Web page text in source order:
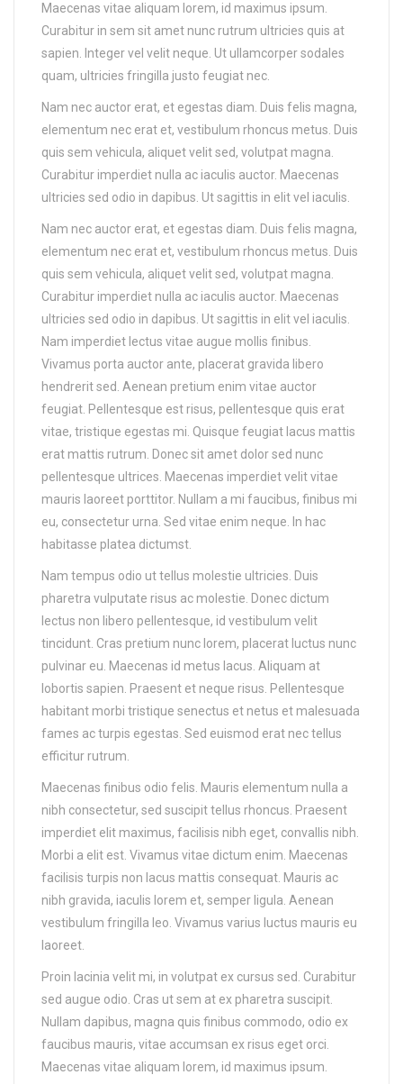
Maecenas vitae aliquam lorem, id maximus ipsum.
Curabitur in sem sit amet nunc rutrum ultricies quis at
sapien. Integer vel velit neque. Ut ullamcorper sodales
quam, ultricies fringilla justo feugiat nec.
Nam nec auctor erat, et egestas diam. Duis felis magna,
elementum nec erat et, vestibulum rhoncus metus. Duis
quis sem vehicula, aliquet velit sed, volutpat magna.
Curabitur imperdiet nulla ac iaculis auctor. Maecenas
ultricies sed odio in dapibus. Ut sagittis in elit vel iaculis.
Nam nec auctor erat, et egestas diam. Duis felis magna,
elementum nec erat et, vestibulum rhoncus metus. Duis
quis sem vehicula, aliquet velit sed, volutpat magna.
Curabitur imperdiet nulla ac iaculis auctor. Maecenas
ultricies sed odio in dapibus. Ut sagittis in elit vel iaculis.
Nam imperdiet lectus vitae augue mollis finibus.
Vivamus porta auctor ante, placerat gravida libero
hendrerit sed. Aenean pretium enim vitae auctor
feugiat. Pellentesque est risus, pellentesque quis erat
vitae, tristique egestas mi. Quisque feugiat lacus mattis
erat mattis rutrum. Donec sit amet dolor sed nunc
pellentesque ultrices. Maecenas imperdiet velit vitae
mauris laoreet porttitor. Nullam a mi faucibus, finibus mi
eu, consectetur urna. Sed vitae enim neque. In hac
habitasse platea dictumst.
Nam tempus odio ut tellus molestie ultricies. Duis
pharetra vulputate risus ac molestie. Donec dictum
lectus non libero pellentesque, id vestibulum velit
tincidunt. Cras pretium nunc lorem, placerat luctus nunc
pulvinar eu. Maecenas id metus lacus. Aliquam at
lobortis sapien. Praesent et neque risus. Pellentesque
habitant morbi tristique senectus et netus et malesuada
fames ac turpis egestas. Sed euismod erat nec tellus
efficitur rutrum.
Maecenas finibus odio felis. Mauris elementum nulla a
nibh consectetur, sed suscipit tellus rhoncus. Praesent
imperdiet elit maximus, facilisis nibh eget, convallis nibh.
Morbi a elit est. Vivamus vitae dictum enim. Maecenas
facilisis turpis non lacus mattis consequat. Mauris ac
nibh gravida, iaculis lorem et, semper ligula. Aenean
vestibulum fringilla leo. Vivamus varius luctus mauris eu
laoreet.
Proin lacinia velit mi, in volutpat ex cursus sed. Curabitur
sed augue odio. Cras ut sem at ex pharetra suscipit.
Nullam dapibus, magna quis finibus commodo, odio ex
faucibus mauris, vitae accumsan ex risus eget orci.
Maecenas vitae aliquam lorem, id maximus ipsum.